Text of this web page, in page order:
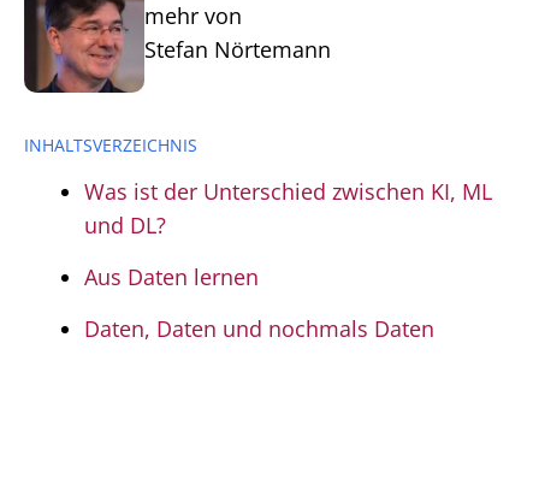
mehr von
Stefan Nörtemann
INHALTSVERZEICHNIS
Was ist der Unterschied zwischen KI, ML
und DL?
Aus Daten lernen
Daten, Daten und nochmals Daten